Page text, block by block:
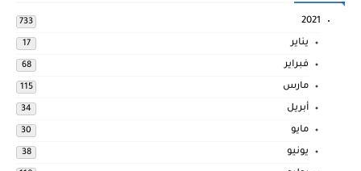
2021
733
يناير 17
فبراير 68
مارس 115
أبريل 34
مايو 30
يونيو 38